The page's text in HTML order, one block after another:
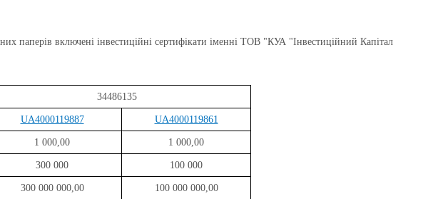
паперів включені інвестиційні сертифікати іменні ТОВ "КУА "Інвестиційний Капітал
34486135
UA4000119887 UA4000119861
1 000,00 1 000,00
300 000 100 000
300 000 000,00 100 000 000,00